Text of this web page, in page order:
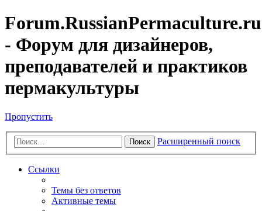
Forum.RussianPermaculture.ru
- Форум для дизайнеров,
преподавателей и практиков
пермакультуры
Пропустить
Поиск Расширенный поиск
Ссылки
Темы без ответов
Активные темы